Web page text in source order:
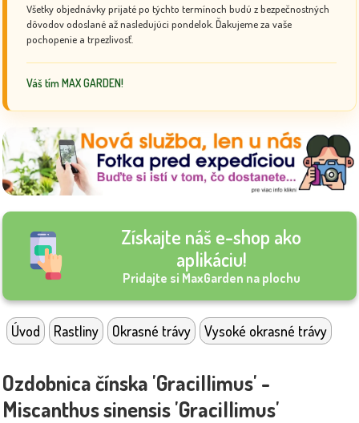
Všetky objednávky prijaté po týchto termínoch budú z bezpečnostných
dôvodov odoslané až nasledujúci pondelok. Ďakujeme za vaše
pochopenie a trpezlivosť.
Váš tím MAX GARDEN!
Získajte náš e-shop ako
aplikáciu!
Pridajte si MaxGarden na plochu
Úvod Rastliny Okrasné trávy Vysoké okrasné trávy
Ozdobnica čínska 'Gracillimus' -
Miscanthus sinensis 'Gracillimus'